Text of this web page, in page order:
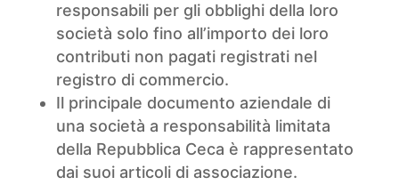
responsabili per gli obblighi della loro
società solo fino all’importo dei loro
contributi non pagati registrati nel
registro di commercio.
Il principale documento aziendale di
una società a responsabilità limitata
della Repubblica Ceca è rappresentato
dai suoi articoli di associazione.